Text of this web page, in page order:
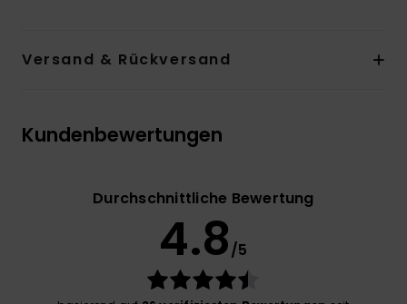
Versand & Rückversand
Kundenbewertungen
Durchschnittliche Bewertung
4.8/5